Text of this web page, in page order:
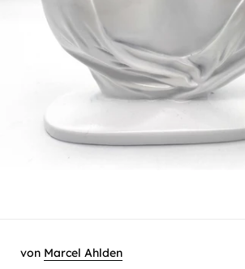
von Marcel Ahlden